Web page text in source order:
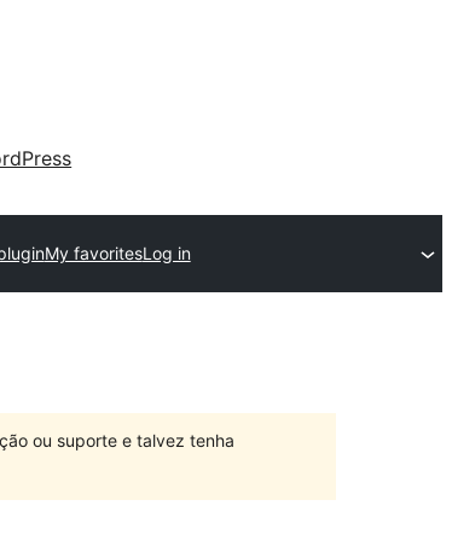
My favoritesLog in
ou suporte e talvez tenha